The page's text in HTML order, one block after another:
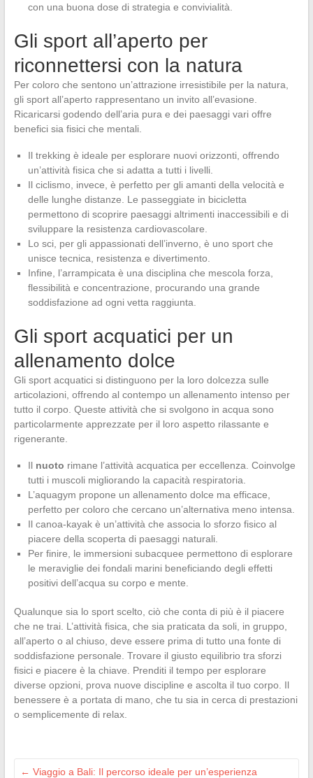
con una buona dose di strategia e convivialità.
Gli sport all’aperto per
riconnettersi con la natura
Per coloro che sentono un’attrazione irresistibile per la natura,
gli sport all’aperto rappresentano un invito all’evasione.
Ricaricarsi godendo dell’aria pura e dei paesaggi vari offre
benefici sia fisici che mentali.
Il trekking è ideale per esplorare nuovi orizzonti, offrendo
un’attività fisica che si adatta a tutti i livelli.
Il ciclismo, invece, è perfetto per gli amanti della velocità e
delle lunghe distanze. Le passeggiate in bicicletta
permettono di scoprire paesaggi altrimenti inaccessibili e di
sviluppare la resistenza cardiovascolare.
Lo sci, per gli appassionati dell’inverno, è uno sport che
unisce tecnica, resistenza e divertimento.
Infine, l’arrampicata è una disciplina che mescola forza,
flessibilità e concentrazione, procurando una grande
soddisfazione ad ogni vetta raggiunta.
Gli sport acquatici per un
allenamento dolce
Gli sport acquatici si distinguono per la loro dolcezza sulle
articolazioni, offrendo al contempo un allenamento intenso per
tutto il corpo. Queste attività che si svolgono in acqua sono
particolarmente apprezzate per il loro aspetto rilassante e
rigenerante.
Il nuoto rimane l’attività acquatica per eccellenza. Coinvolge
tutti i muscoli migliorando la capacità respiratoria.
L’aquagym propone un allenamento dolce ma efficace,
perfetto per coloro che cercano un’alternativa meno intensa.
Il canoa-kayak è un’attività che associa lo sforzo fisico al
piacere della scoperta di paesaggi naturali.
Per finire, le immersioni subacquee permettono di esplorare
le meraviglie dei fondali marini beneficiando degli effetti
positivi dell’acqua su corpo e mente.
Qualunque sia lo sport scelto, ciò che conta di più è il piacere
che ne trai. L’attività fisica, che sia praticata da soli, in gruppo,
all’aperto o al chiuso, deve essere prima di tutto una fonte di
soddisfazione personale. Trovare il giusto equilibrio tra sforzi
fisici e piacere è la chiave. Prenditi il tempo per esplorare
diverse opzioni, prova nuove discipline e ascolta il tuo corpo. Il
benessere è a portata di mano, che tu sia in cerca di prestazioni
o semplicemente di relax.
← Viaggio a Bali: Il percorso ideale per un’esperienza